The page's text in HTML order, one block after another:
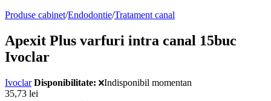
Produse cabinet/Endodontie/Tratament canal
Apexit Plus varfuri intra canal 15buc
Ivoclar
Ivoclar Disponibilitate:
Indisponibil momentan
35,73 lei